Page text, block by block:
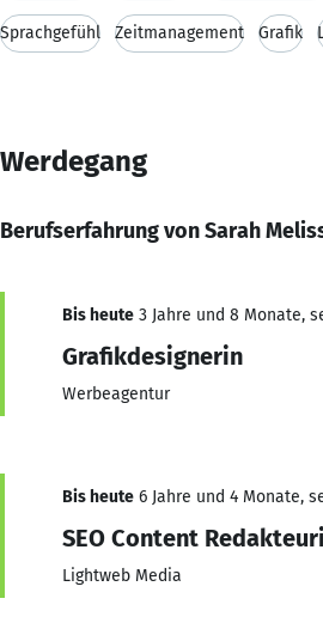
Sprachgefühl Zeitmanagement Grafik
Werdegang
Berufserfahrung von Sarah
Bis heute 3 Jahre und 8 Monate,
Grafikdesignerin
Werbeagentur
Bis heute 6 Jahre und 4 Monate,
SEO Content
Lightweb Media